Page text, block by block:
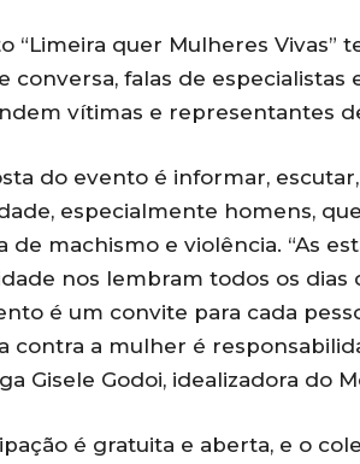
“Limeira quer Mulheres Vivas”
conversa, falas de
vítimas e representantes
do evento é informar,
especialmente homens,
de machismo e violência. “As
nos lembram todos os
é um convite para cada
contra a mulher é
Gisele Godoi, idealizadora do
é gratuita e aberta, e o